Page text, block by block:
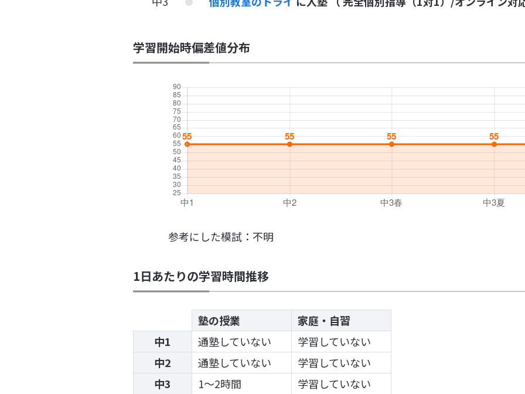
学習開始時偏差値分布
参考にした模試：不明
1日あたりの学習時間推移
塾の授業
家庭・自習
中1
通塾していない
学習していない
中2
通塾していない
学習していない
中3
1〜2時間 学習していない